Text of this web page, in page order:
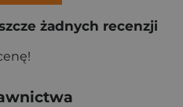
żadnych recenzji